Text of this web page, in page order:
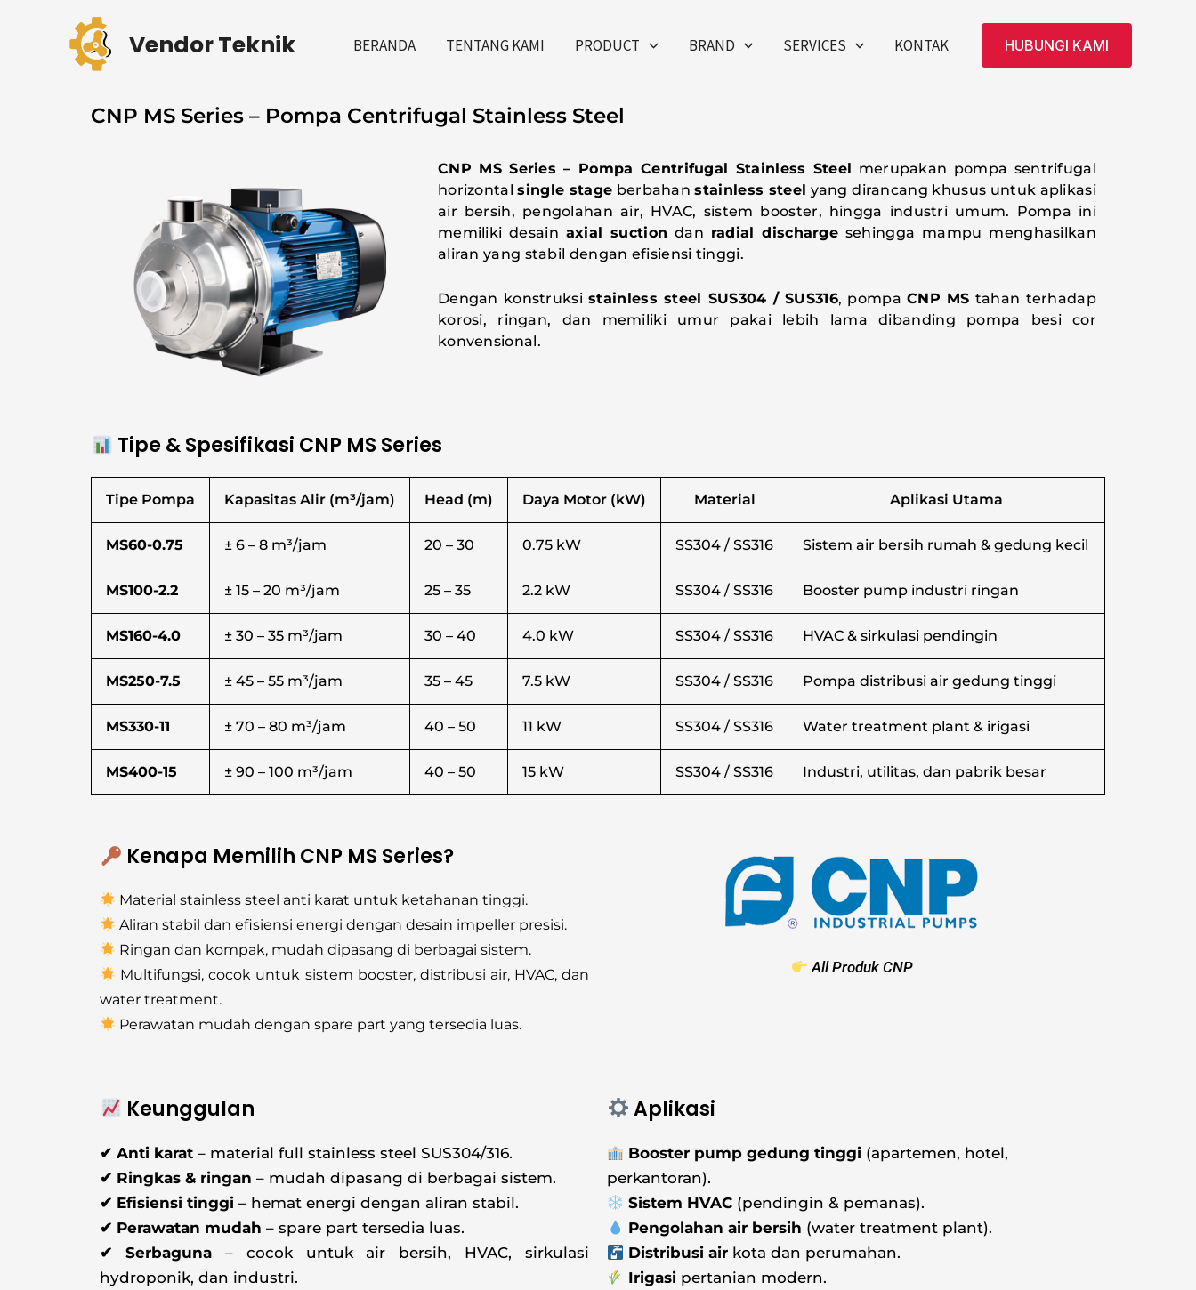
Vendor Teknik BERANDA TENTANG KAMI PRODUCT BRAND SERVICES KONTAK HUBUNGI KAMI
CNP MS Series – Pompa Centrifugal Stainless Steel
CNP MS Series – Pompa Centrifugal Stainless Steel merupakan pompa sentrifugal
horizontalsingle stage berbahanstainless steel yang dirancang khusus untuk aplikasi
air bersih, pengolahan air, HVAC, sistem booster, hingga industri umum. Pompa ini
memiliki desain axial suction dan radial discharge sehingga mampu menghasilkan
aliran yang stabil dengan efisiensi tinggi.
Dengan konstruksistainless steel SUS304 / SUS316, pompaCNP MS tahan terhadap
korosi, ringan, dan memiliki umur pakai lebih lama dibanding pompa besi cor
konvensional.
Tipe & Spesifikasi CNP MS Series
Tipe Pompa Kapasitas Alir (m³/jam) Head (m) Daya Motor (kW) Material Aplikasi Utama
MS60-0.75 ± 6 – 8 m³/jam 20 – 30 0.75 kW SS304 / SS316 Sistem air bersih rumah & gedung kecil
MS100-2.2 ± 15 – 20 m³/jam 25 – 35 2.2 kW SS304 / SS316 Booster pump industri ringan
MS160-4.0 ± 30 – 35 m³/jam 30 – 40 4.0 kW SS304 / SS316 HVAC & sirkulasi pendingin
MS250-7.5 ± 45 – 55 m³/jam 35 – 45 7.5 kW SS304 / SS316 Pompa distribusi air gedung tinggi
MS330-11 ± 70 – 80 m³/jam 40 – 50 11 kW SS304 / SS316 Water treatment plant & irigasi
MS400-15 ± 90 – 100 m³/jam 40 – 50 15 kW SS304 / SS316 Industri, utilitas, dan pabrik besar
Kenapa Memilih CNP MS Series?
Material stainless steel anti karat untuk ketahanan tinggi.
Aliran stabil dan efisiensi energi dengan desain impeller presisi.
Ringan dan kompak, mudah dipasang di berbagai sistem.
Multifungsi, cocok untuk sistem booster, distribusi air, HVAC, dan
water treatment.
Perawatan mudah dengan spare part yang tersedia luas.
All Produk CNP
Keunggulan
✔ Anti karat – material full stainless steel SUS304/316.
✔ Ringkas & ringan – mudah dipasang di berbagai sistem.
✔ Efisiensi tinggi – hemat energi dengan aliran stabil.
✔ Perawatan mudah – spare part tersedia luas.
✔ Serbaguna– cocok untuk air bersih, HVAC, sirkulasi
hydroponik, dan industri.
Aplikasi
Booster pump gedung tinggi (apartemen, hotel,
perkantoran).
Sistem HVAC (pendingin & pemanas).
Pengolahan air bersih (water treatment plant).
Distribusi air kota dan perumahan.
Irigasi pertanian modern.